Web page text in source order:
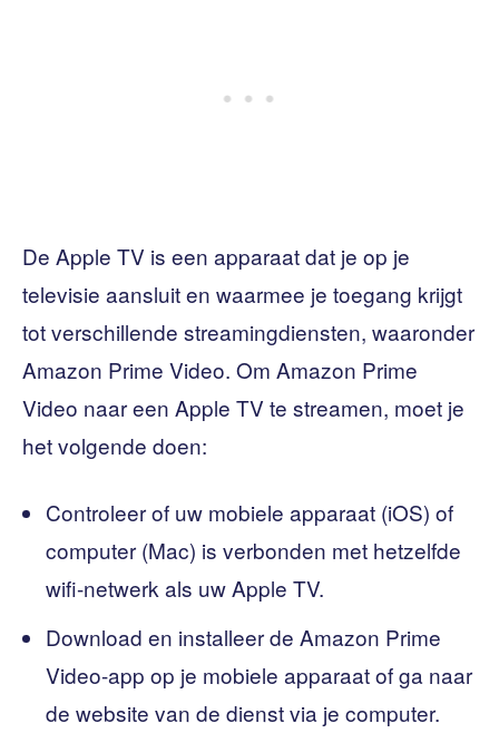
De Apple TV is een apparaat dat je op je
televisie aansluit en waarmee je toegang krijgt
tot verschillende streamingdiensten, waaronder
Amazon Prime Video. Om Amazon Prime
Video naar een Apple TV te streamen, moet je
het volgende doen:
Controleer of uw mobiele apparaat (iOS) of
computer (Mac) is verbonden met hetzelfde
wifi-netwerk als uw Apple TV.
Download en installeer de Amazon Prime
Video-app op je mobiele apparaat of ga naar
de website van de dienst via je computer.